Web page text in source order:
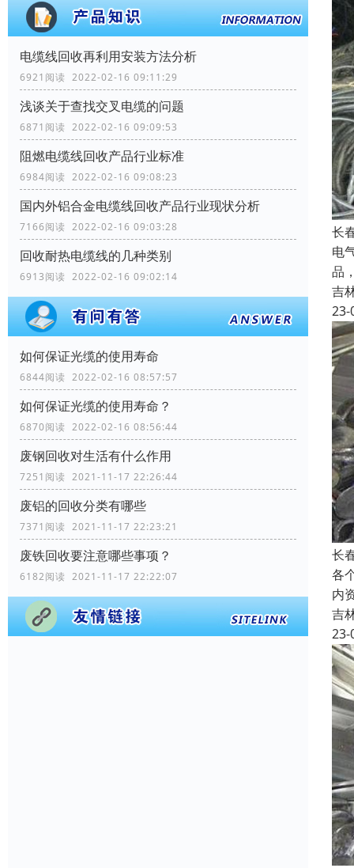
电缆线回收再利用安装方法分析
6921阅读 2022-02-16 09:11:29
浅谈关于查找交叉电缆的问题
6871阅读 2022-02-16 09:09:53
阻燃电缆线回收产品行业标准
6984阅读 2022-02-16 09:08:23
国内外铝合金电缆线回收产品行业现状分析
7166阅读 2022-02-16 09:03:28
回收耐热电缆线的几种类别
6913阅读 2022-02-16 09:02:14
如何保证光缆的使用寿命
6844阅读 2022-02-16 08:57:57
如何保证光缆的使用寿命？
6870阅读 2022-02-16 08:56:44
废钢回收对生活有什么作用
7251阅读 2021-11-17 22:26:44
废铝的回收分类有哪些
7371阅读 2021-11-17 22:23:21
废铁回收要注意哪些事项？
6182阅读 2021-11-17 22:22:07
长
电
品
吉
23-
长
各
内
吉
23-